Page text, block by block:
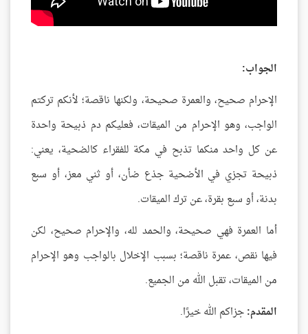
الجواب:
الإحرام صحيح، والعمرة صحيحة، ولكنها ناقصة؛ لأنكم تركتم
الواجب، وهو الإحرام من الميقات، فعليكم دم ذبيحة واحدة
عن كل واحد منكما تذبح في مكة للفقراء كالضحية، يعني:
ذبيحة تجزي في الأضحية جذع ضأن، أو ثني معز، أو سبع
بدنة، أو سبع بقرة، عن ترك الميقات.
أما العمرة فهي صحيحة، والحمد لله، والإحرام صحيح، لكن
فيها نقص، عمرة ناقصة؛ بسبب الإخلال بالواجب وهو الإحرام
من الميقات، تقبل الله من الجميع.
المقدم:جزاكم الله خيرًا.